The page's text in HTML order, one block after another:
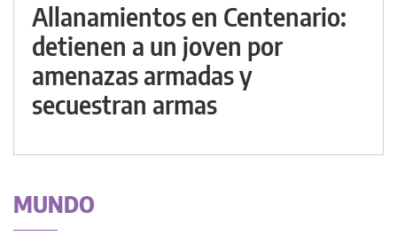
Allanamientos en Centenario:
detienen a un joven por
amenazas armadas y
secuestran armas
MUNDO